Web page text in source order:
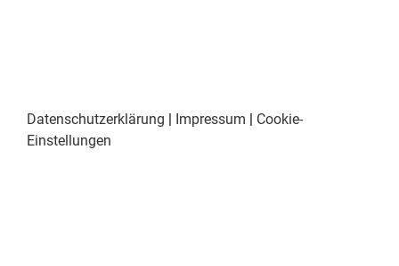
Datenschutzerklärung | Impressum | Cookie-
Einstellungen